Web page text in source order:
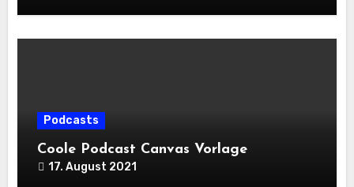
Podcasts
Coole Podcast Canvas Vorlage
17. August 2021